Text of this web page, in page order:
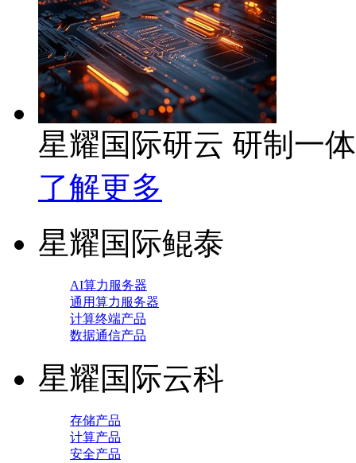
星耀国际研云 研制一
了解更多
星耀国际鲲泰
AI算力服务器
通用算力服务器
计算终端产品
数据通信产品
星耀国际云科
存储产品
计算产品
安全产品